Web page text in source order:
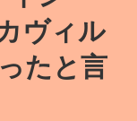
ヴィル
たと言